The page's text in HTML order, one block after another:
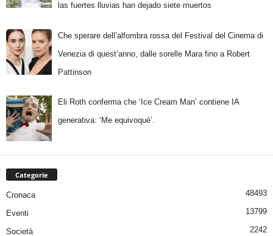
las fuertes lluvias han dejado siete muertos
Che sperare dell’alfombra rossa del Festival del Cinema di
Venezia di quest’anno, dalle sorelle Mara fino a Robert
Pattinson
Eli Roth conferma che ‘Ice Cream Man’ contiene IA
generativa: ‘Me equivoqué’.
Categorie
Cronaca 48493
Eventi 13799
Società 2242